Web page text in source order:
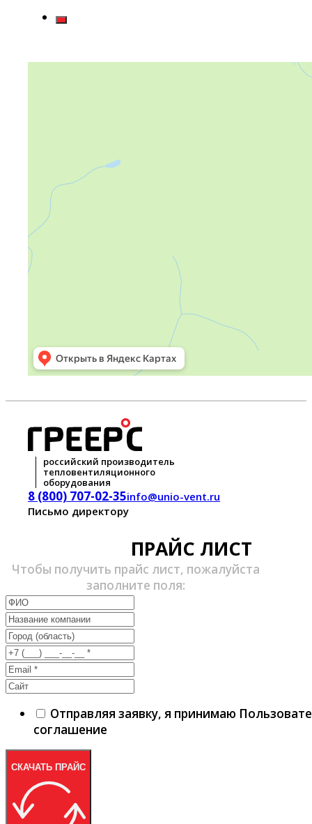
российский производитель
тепловентиляционного
оборудования
8 (800) 707-02-35info@unio-vent.ru
Письмо директору
ПРАЙС ЛИСТ
Чтобы получить прайс лист, пожалуйста
заполните поля:
Отправляя заявку, я принимаю
соглашение
СКАЧАТЬ ПРАЙС